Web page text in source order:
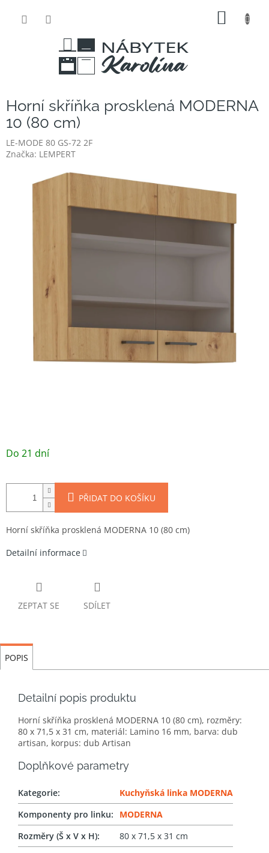
Horní skříňka prosklená MODERNA
10 (80 cm)
LE-MODE 80 GS-72 2F
Značka: LEMPERT
Do 21 dní
PŘIDAT DO KOŠÍKU
Horní skříňka prosklená MODERNA 10 (80 cm)
Detailní informace
ZEPTAT SE SDÍLET
POPIS
Detailní popis produktu
Horní skříňka prosklená MODERNA 10 (80 cm), rozměry:
80 x 71,5 x 31 cm, materiál: Lamino 16 mm, barva: dub
artisan, korpus: dub Artisan
Doplňkové parametry
Kategorie:
Kuchyňská linka MODERNA
Komponenty pro linku:
MODERNA
Rozměry (Š x V x H):
80 x 71,5 x 31 cm